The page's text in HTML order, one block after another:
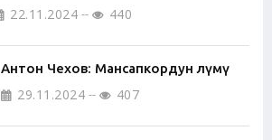
22.11.2024 440
Антон Чехов: Мансапкордун өлүмү
29.11.2024 407